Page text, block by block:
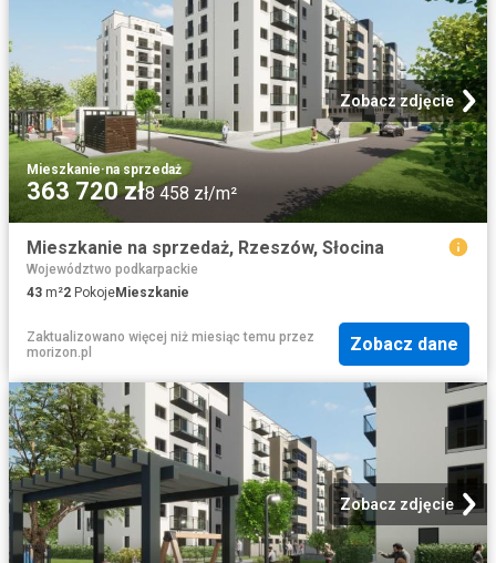
Zobacz zdjęcie
Mieszkanie·na sprzedaż
363 720 zł8 458 zł/m²
Mieszkanie na sprzedaż, Rzeszów, Słocina
Województwo podkarpackie
43 m²2 PokojeMieszkanie
Zaktualizowano więcej niż miesiąc temu przez
morizon.pl
Zobacz dane
Zobacz zdjęcie